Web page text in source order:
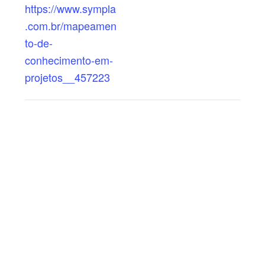
https://www.sympla
.com.br/mapeamen
to-de-
conhecimento-em-
projetos__457223